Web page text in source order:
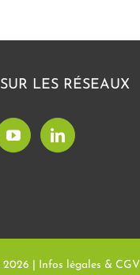
LES RÉSEAUX
2026 | Infos légales & CGV